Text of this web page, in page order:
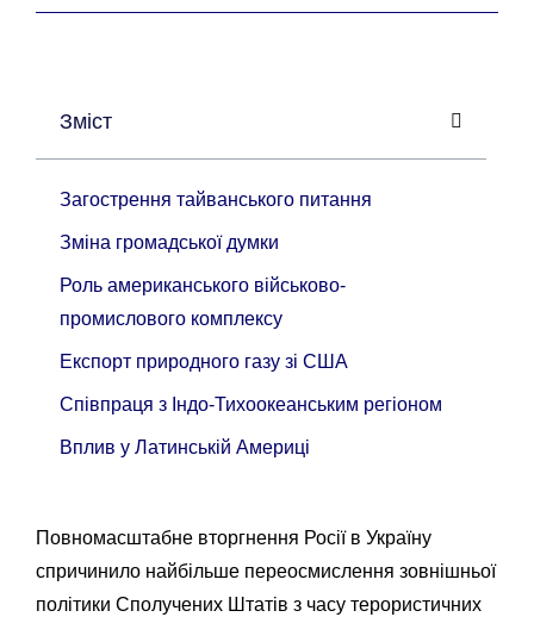
Зміст
Загострення тайванського питання
Зміна громадської думки
Роль американського військово-
промислового комплексу
Експорт природного газу зі США
Співпраця з Індо-Тихоокеанським регіоном
Вплив у Латинській Америці
Повномасштабне вторгнення Росії в Україну
спричинило найбільше переосмислення зовнішньої
політики Сполучених Штатів з часу терористичних